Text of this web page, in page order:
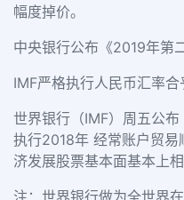
幅度掉价。
中央银行公布《2019年第
IMF严格执行人民币汇率合
世界银行（IMF）周五公
执行2018年 经常账户贸
济发展股票基本面基本上相
注：世界银行做为全世界